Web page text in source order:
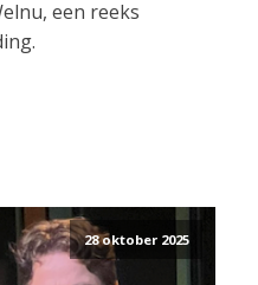
een reeks
28 oktober 2025